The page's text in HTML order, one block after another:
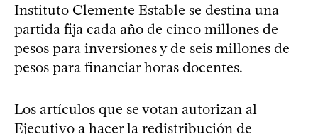
Instituto Clemente Estable se destina una
partida fija cada año de cinco millones de
pesos para inversiones y de seis millones de
pesos para financiar horas docentes.
Los artículos que se votan autorizan al
Ejecutivo a hacer la redistribución de